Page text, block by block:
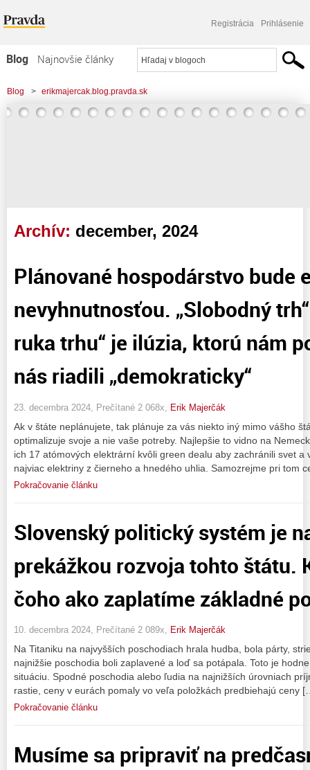
Registrácia Prihlásenie
Blog
Najnovšie články
Najčítanejšie články
Najkomentovanejšie články
Blog > erikmajercak.blog.pravda.sk
Archív: december, 2024
Plánované hospodárstvo bude
nevyhnutnosťou. „Slobodný
ruka trhu“ je ilúzia, ktorú nám
nás riadili „demokraticky“
23. decembra 2024, Prečítané 2 068x, Erik Majerčák
Ak v štáte neplánujete, tak plánuje za vás niekto iný mimo vášho
optimalizuje svoje a nie vaše potreby. Najlepšie to vidno na
ich 17 atómových elektrární kvôli green dealu aby zachránili svet a
najviac elektriny z čierneho a hnedého uhlia. Samozrejme pri tom
Pokračovanie článku
Slovenský politický systém je
prekážkou rozvoja tohto štátu.
čoho ako zaplatíme základné
10. decembra 2024, Prečítané 2 089x, Erik Majerčák
Na Titaniku na najvyšších poschodiach hrala hudba, bola párty,
najnižšie poschodia boli zaplavené a loď sa potápala. Toto je
situáciu. Spodné poschodia alebo ľudia na najnižších úrovniach
rastie, ceny v eurách pomaly vo veľa položkách predbiehajú ceny
Pokračovanie článku
Musíme sa pripraviť na